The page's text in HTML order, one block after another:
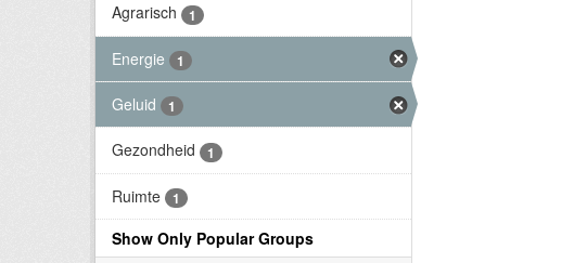
Agrarisch
1
Energie 1
Geluid 1
Gezondheid 1
Ruimte 1
Show Only Popular Groups